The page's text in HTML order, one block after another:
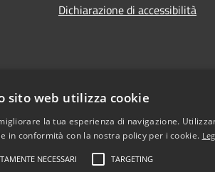
Dichiarazione di accessibilità
sito web utilizza cookie
la tua esperienza di navigazione.
in conformità con la nostra policy per i cookie.
NECESSARI TARGETING